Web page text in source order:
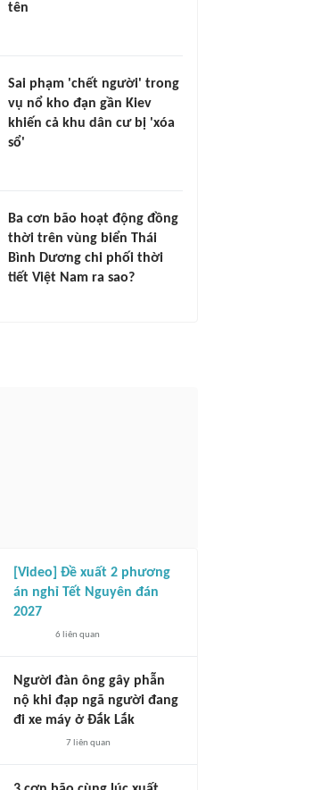
tên
Sai phạm 'chết người' trong
vụ nổ kho đạn gần Kiev
khiến cả khu dân cư bị 'xóa
sổ'
Ba cơn bão hoạt động đồng
thời trên vùng biển Thái
Bình Dương chi phối thời
tiết Việt Nam ra sao?
[Video] Đề xuất 2 phương
án nghỉ Tết Nguyên đán
2027
6 liên quan
Người đàn ông gây phẫn
nộ khi đạp ngã người đang
đi xe máy ở Đắk Lắk
7liên quan